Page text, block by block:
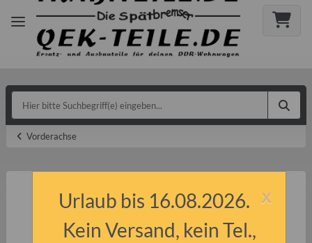
Vorderachse
x
Urlaub bis 16.08.2026.
Kein Versand, kein Tel.,